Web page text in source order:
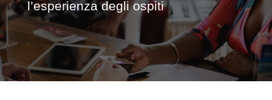
l’esperienza degli ospiti